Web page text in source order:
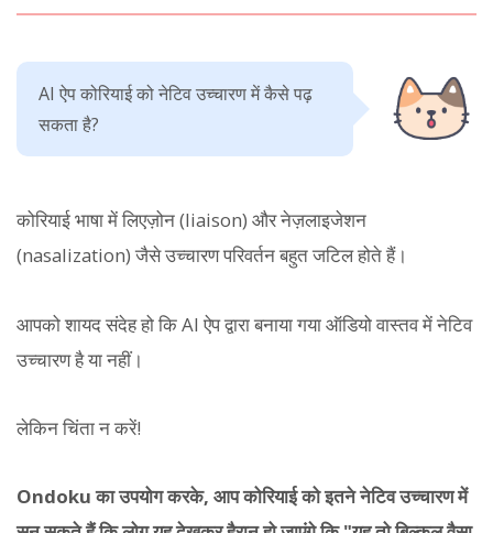
AI ऐप कोरियाई को नेटिव उच्चारण में कैसे पढ़
सकता है?
कोरियाई भाषा में लिएज़ोन (liaison) और नेज़लाइजेशन
(nasalization) जैसे उच्चारण परिवर्तन बहुत जटिल होते हैं।
आपको शायद संदेह हो कि AI ऐप द्वारा बनाया गया ऑडियो वास्तव में नेटिव
उच्चारण है या नहीं।
लेकिन चिंता न करें!
Ondoku का उपयोग करके, आप कोरियाई को इतने नेटिव उच्चारण में